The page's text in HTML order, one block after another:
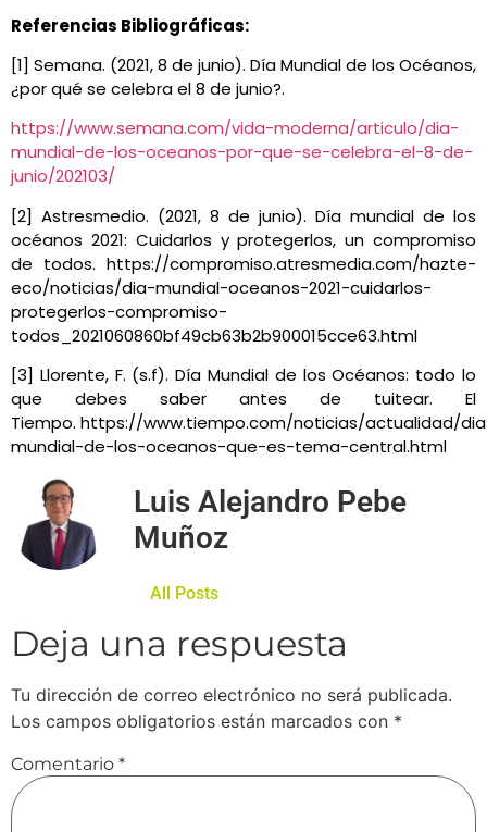
Referencias Bibliográficas:
[1] Semana. (2021, 8 de junio). Día Mundial de los Océanos,
¿por qué se celebra el 8 de junio?.
https://www.semana.com/vida-moderna/articulo/dia-
mundial-de-los-oceanos-por-que-se-celebra-el-8-de-
junio/202103/
[2] Astresmedio. (2021, 8 de junio). Día mundial de los
océanos 2021: Cuidarlos y protegerlos, un compromiso
de todos. https://compromiso.atresmedia.com/hazte-
eco/noticias/dia-mundial-oceanos-2021-cuidarlos-
protegerlos-compromiso-
todos_2021060860bf49cb63b2b900015cce63.html
[3] Llorente, F. (s.f).Día Mundial de los Océanos: todo lo
que debes saber antes de tuitear. El
Tiempo. https://www.tiempo.com/noticias/actualidad/
mundial-de-los-oceanos-que-es-tema-central.html
Luis Alejandro Pebe
Muñoz
All Posts
Deja una respuesta
Tu dirección de correo electrónico no será publicada.
Los campos obligatorios están marcados con *
Comentario *